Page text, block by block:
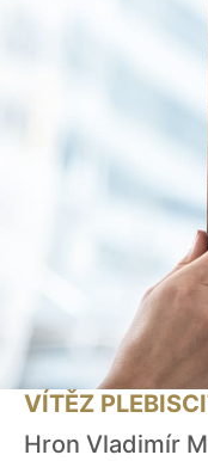
VÍTĚZ
Hron Vladimír